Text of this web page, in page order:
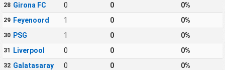
28 Girona FC 0 0 0%
29 Feyenoord 1 0 0%
30 PSG 1 0 0%
31 Liverpool 0 0 0%
32 Galatasaray 0 0 0%